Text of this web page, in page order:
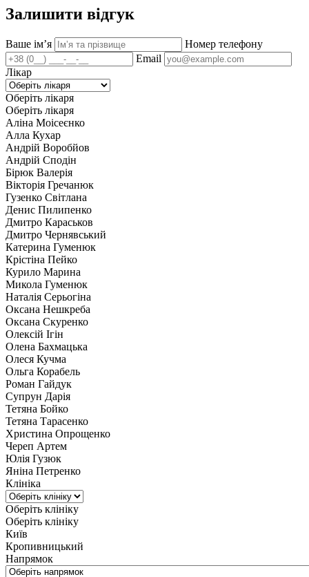
Залишити відгук
Ваше імʼя
Номер телефону
Email
Лікар
Оберіть лікаря
Оберіть лікаря
Аліна Моісеєнко
Алла Кухар
Андрій Воробйов
Андрій Сподін
Бірюк Валерія
Вікторія Гречанюк
Гузенко Світлана
Денис Пилипенко
Дмитро Караськов
Дмитро Чернявський
Катерина Гуменюк
Крістіна Пейко
Курило Марина
Микола Гуменюк
Наталія Серьогіна
Оксана Нешкреба
Оксана Скуренко
Олексій Ігін
Олена Бахмацька
Олеся Кучма
Ольга Корабель
Роман Гайдук
Супрун Дарія
Тетяна Бойко
Тетяна Тарасенко
Христина Опрощенко
Череп Артем
Юлія Гузюк
Яніна Петренко
Клініка
Оберіть клініку
Оберіть клініку
Київ
Кропивницький
Напрямок